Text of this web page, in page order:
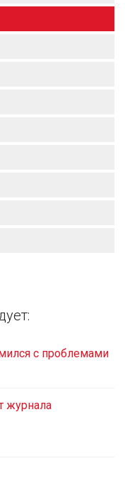
с проблемами
журнала